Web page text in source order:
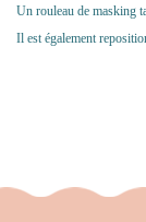
Un rouleau de masking
Il est également